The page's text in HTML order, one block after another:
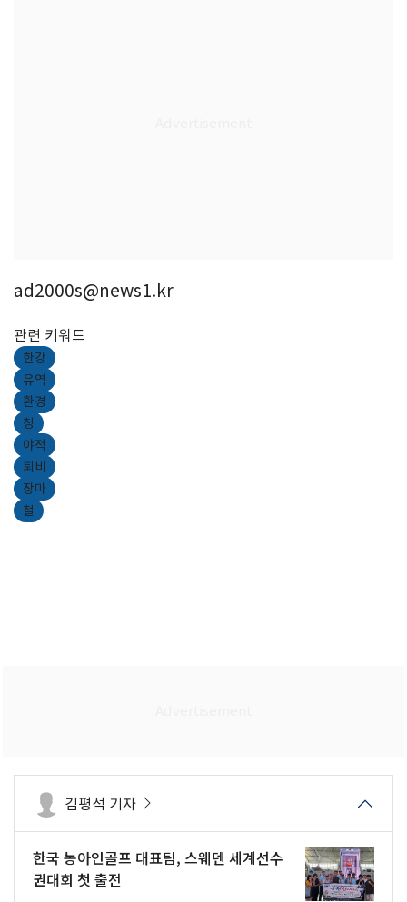
ad2000s@news1.kr
관련 키워드
한강
유역
환경
청
야적
퇴비
장마
철
김평석 기자
한국 농아인골프 대표팀, 스웨덴 세계선수
권대회 첫 출전